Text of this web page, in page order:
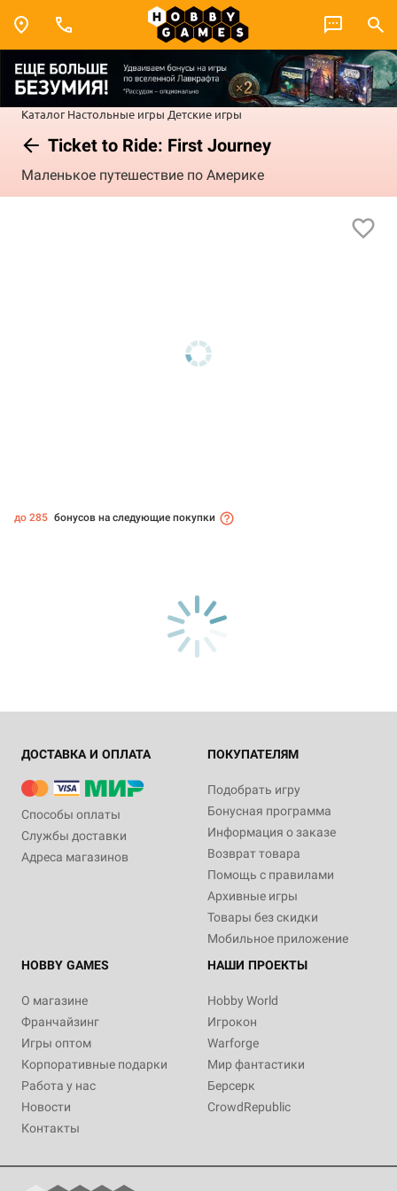
Каталог Настольные игры Детские игры
Ticket to Ride: First Journey
Маленькое путешествие по Америке
до 285 бонусов на следующие покупки
ДОСТАВКА И ОПЛАТА
Способы оплаты
Службы доставки
Адреса магазинов
ПОКУПАТЕЛЯМ
Подобрать игру
Бонусная программа
Информация о заказе
Возврат товара
Помощь с правилами
Архивные игры
Товары без скидки
Мобильное приложение
HOBBY GAMES
О магазине
Франчайзинг
Игры оптом
Корпоративные подарки
Работа у нас
Новости
Контакты
НАШИ ПРОЕКТЫ
Hobby World
Игрокон
Warforge
Мир фантастики
Берсерк
CrowdRepublic